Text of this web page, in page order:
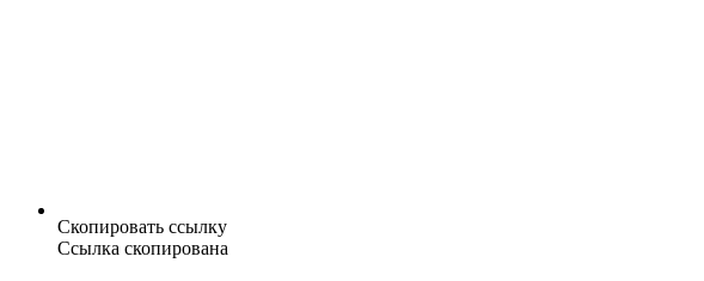
Скопировать ссылку
Ссылка скопирована